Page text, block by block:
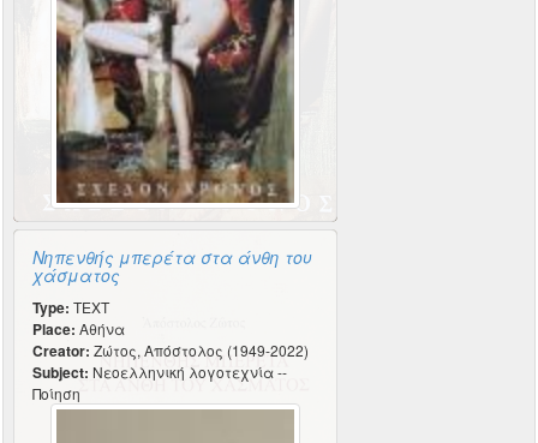
Νηπενθής μπερέτα στα άνθη του
χάσματος
Type: TEXT
Place: Αθήνα
Creator: Ζώτος, Απόστολος (1949-2022)
Subject: Νεοελληνική λογοτεχνία --
Ποίηση